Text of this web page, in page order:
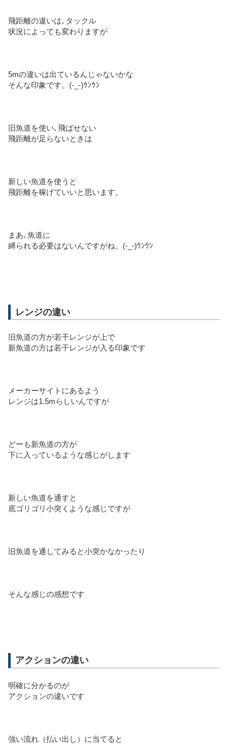
飛距離の違いは､タックル
状況によっても変わりますが
5mの違いは出ているんじゃないかな
そんな印象です。(-_-)ｳﾝｳﾝ
旧魚道を使い､飛ばせない
飛距離が足らないときは
新しい魚道を使うと
飛距離を稼げていいと思います。
まあ､魚道に
縛られる必要はないんですがね。(-_-)ｳﾝｳﾝ
レンジの違い
旧魚道の方が若干レンジが上で
新魚道の方は若干レンジが入る印象です
メーカーサイトにあるよう
レンジは1.5mらしいんですが
どーも新魚道の方が
下に入っているような感じがします
新しい魚道を通すと
底ゴリゴリ小突くような感じですが
旧魚道を通してみると小突かなかったり
そんな感じの感想です
アクションの違い
明確に分かるのが
アクションの違いです
強い流れ（払い出し）に当てると